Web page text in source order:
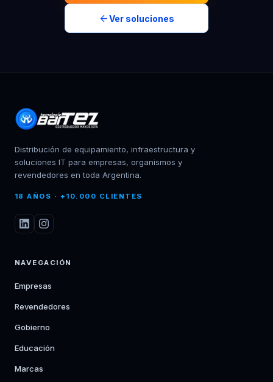
Ver soluciones
Distribución de equipamiento, infraestructura y
soluciones IT para empresas, organismos y
revendedores en toda Argentina.
18 AÑOS · +10.000 CLIENTES
NAVEGACIÓN
Empresas
Revendedores
Gobierno
Educación
Marcas